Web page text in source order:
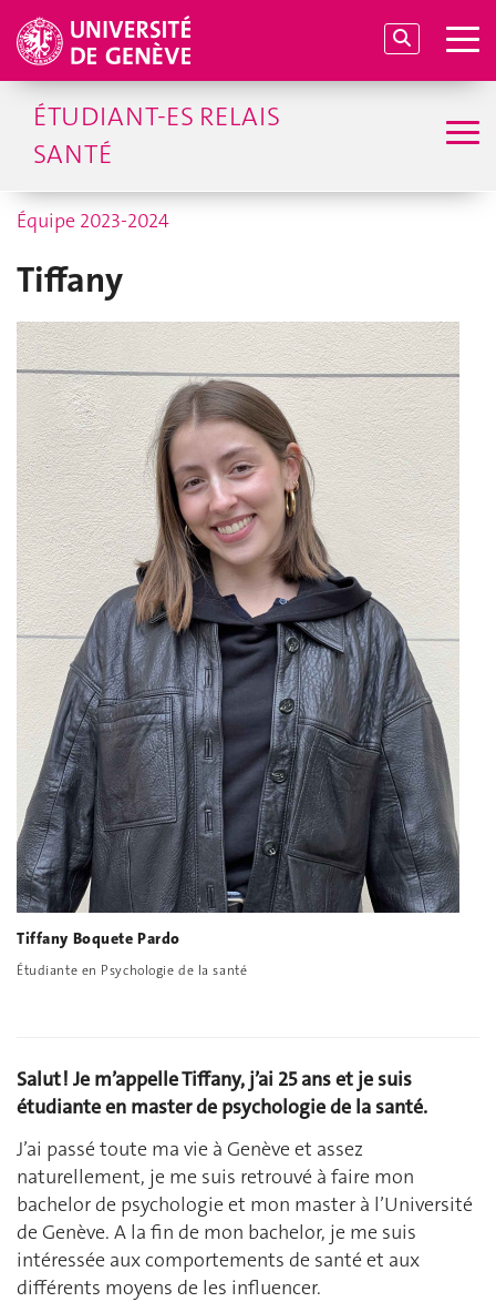
ÉTUDIANT-ES RELAIS
SANTÉ
Équipe 2023-2024
Tiffany
Tiffany Boquete Pardo
Étudiante en Psychologie de la santé
Salut ! Je m’appelle Tiffany, j’ai 25 ans et je suis
étudiante en master de psychologie de la santé.
J’ai passé toute ma vie à Genève et assez
naturellement, je me suis retrouvé à faire mon
bachelor de psychologie et mon master à l’Université
de Genève. A la fin de mon bachelor, je me suis
intéressée aux comportements de santé et aux
différents moyens de les influencer.